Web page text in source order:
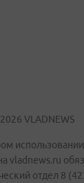
VLADNEWS
vladnews.ru
отдел 8